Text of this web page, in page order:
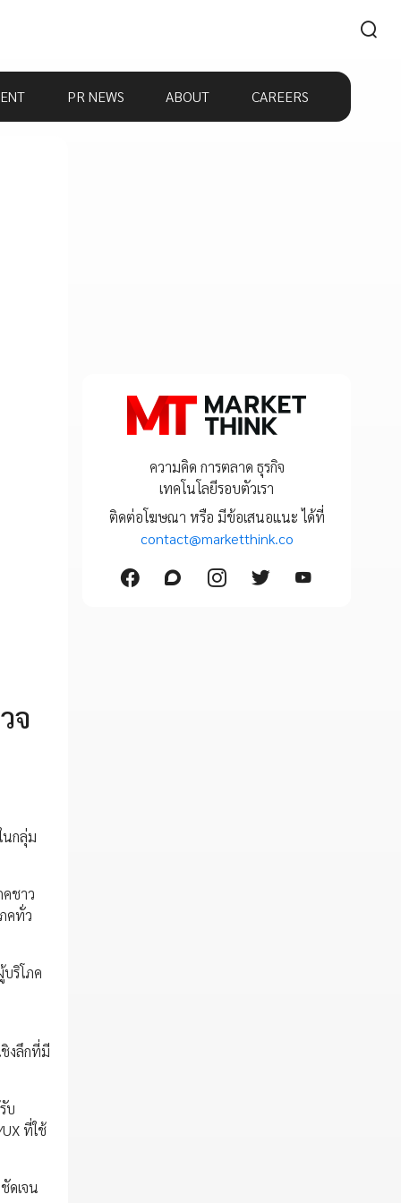
PR NEWS ABOUT CAREERS
จ
นกลุ่ม
ชาว
คทั่ว
ริโภค
งลึกที่มี
บ
ที่ใช้
ดเจน
ความคิด การตลาด ธุรกิจ
เทคโนโลยีรอบตัวเรา
ติดต่อโฆษณา หรือ มีข้อเสนอแนะ ได้ที่
contact@marketthink.co